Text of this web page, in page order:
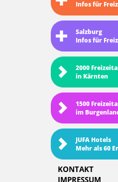
Infos für
Salzburg
Infos für
2000
in Kärnten
1500
im
JUFA Hotels
Mehr als 60
KONTAKT
IMPRESSUM